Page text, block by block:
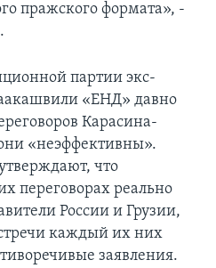
пражского формата», -
партии экс-
«ЕНД» давно
Карасина-
«неэффективны».
что
переговорах реально
России и Грузии,
каждый их них
заявления.